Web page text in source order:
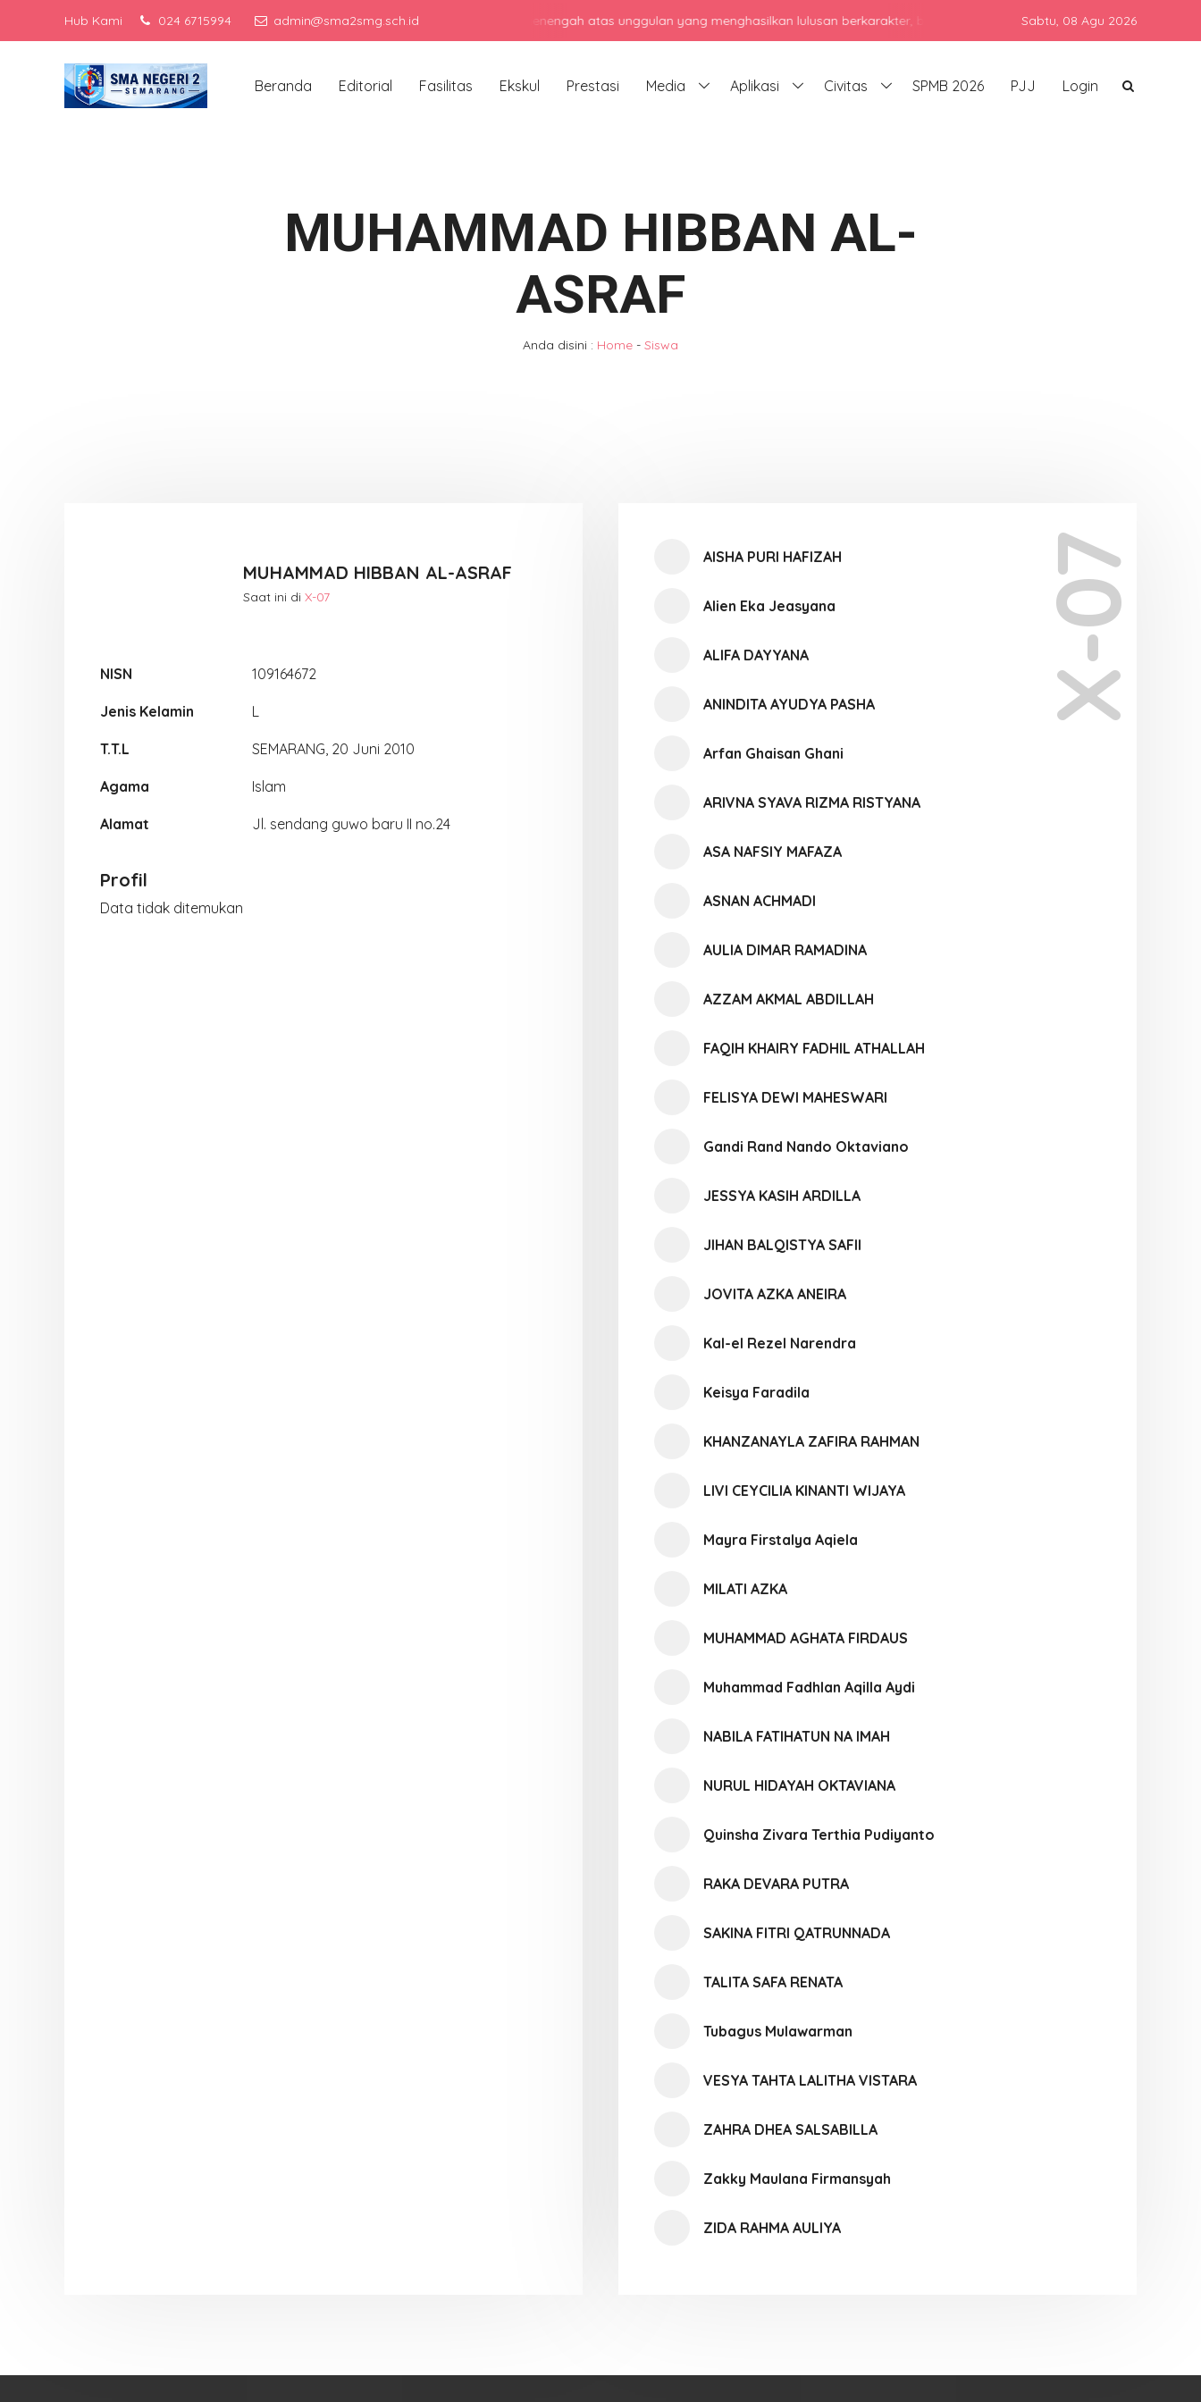
Hub Kami 024 6715994 admin@sma2smg.sch.idMenjadi sekolah menengah atas unggulan yang menghasilkan lulusan berkarakter, berprestasi, dan siap bersaing di era global dengan
Sabtu, 08 Agu 2026
Beranda Editorial Fasilitas Ekskul Prestasi Media Aplikasi Civitas SPMB 2026 PJJ Login
MUHAMMAD HIBBAN AL-
ASRAF
Anda disini : Home - Siswa
MUHAMMAD HIBBAN AL-ASRAF
Saat ini di X-07
NISN 109164672
Jenis Kelamin L
T.T.L SEMARANG, 20 Juni 2010
Agama Islam
Alamat Jl. sendang guwo baru II no.24
Profil
Data tidak ditemukan
X-07
AISHA PURI HAFIZAH
Alien Eka Jeasyana
ALIFA DAYYANA
ANINDITA AYUDYA PASHA
Arfan Ghaisan Ghani
ARIVNA SYAVA RIZMA RISTYANA
ASA NAFSIY MAFAZA
ASNAN ACHMADI
AULIA DIMAR RAMADINA
AZZAM AKMAL ABDILLAH
FAQIH KHAIRY FADHIL ATHALLAH
FELISYA DEWI MAHESWARI
Gandi Rand Nando Oktaviano
JESSYA KASIH ARDILLA
JIHAN BALQISTYA SAFII
JOVITA AZKA ANEIRA
Kal-el Rezel Narendra
Keisya Faradila
KHANZANAYLA ZAFIRA RAHMAN
LIVI CEYCILIA KINANTI WIJAYA
Mayra Firstalya Aqiela
MILATI AZKA
MUHAMMAD AGHATA FIRDAUS
Muhammad Fadhlan Aqilla Aydi
NABILA FATIHATUN NA IMAH
NURUL HIDAYAH OKTAVIANA
Quinsha Zivara Terthia Pudiyanto
RAKA DEVARA PUTRA
SAKINA FITRI QATRUNNADA
TALITA SAFA RENATA
Tubagus Mulawarman
VESYA TAHTA LALITHA VISTARA
ZAHRA DHEA SALSABILLA
Zakky Maulana Firmansyah
ZIDA RAHMA AULIYA